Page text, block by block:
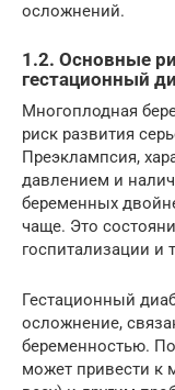
осложнений.
1.2. Основные
гестационный
Многоплодная
риск развития
Преэклампсия,
давлением и
беременных
чаще. Это
госпитализации и
Гестационный
осложнение,
беременностью.
может привести к